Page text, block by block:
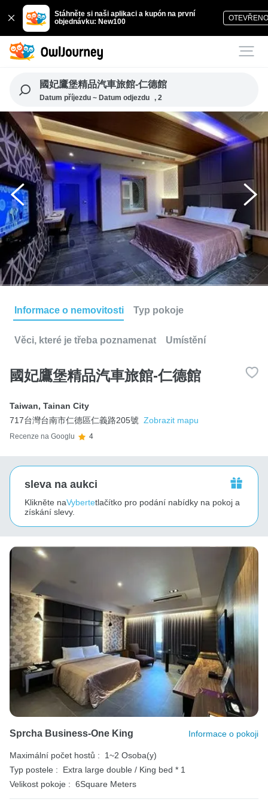
Stáhněte si naši aplikaci a kupón na první
objednávku: New100
國妃鷹堡精品汽車旅館-仁德館
Datum příjezdu ~ Datum odjezdu , 2
Informace o nemovitosti Typ pokoje
Věci, které je třeba poznamenat Umístění
國妃鷹堡精品汽車旅館-仁德館
Taiwan, Tainan City
717台灣台南市仁德區仁義路205號 Zobrazit mapu
Recenze na Googlu 4
sleva na aukci
Klikněte naVybertetlačítko pro podání nabídky na pokoj a
získání slevy.
Sprcha Business-One King Informace o pokoji
Maximální počet hostů :
1~2 Osoba(y)
Typ postele :
Extra large double / King bed * 1
Velikost pokoje : 6Square Meters